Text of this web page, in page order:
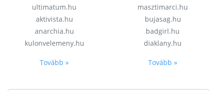
ultimatum.hu
aktivista.hu
anarchia.hu
kulonvelemeny.hu
Tovább »
masztimarci.hu
bujasag.hu
badgirl.hu
diaklany.hu
Tovább »